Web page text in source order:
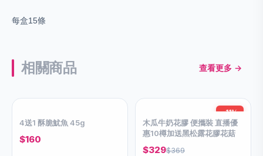
每盒15條
相關商品 查看更多 →
4送1 酥脆魷魚 45g
$160
-11%
木瓜牛奶花膠 便攜裝 直播優
惠10樽加送黑松露花膠花菇
$329$369